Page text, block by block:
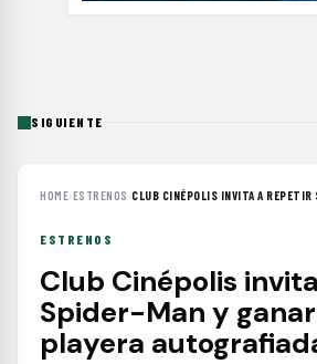
SIGUIENTE
HOME›ESTRENOS ›CLUB CINÉPOLIS INVITA A REPETIR
ESTRENOS
Club Cinépolis
Spider-Man y
playera